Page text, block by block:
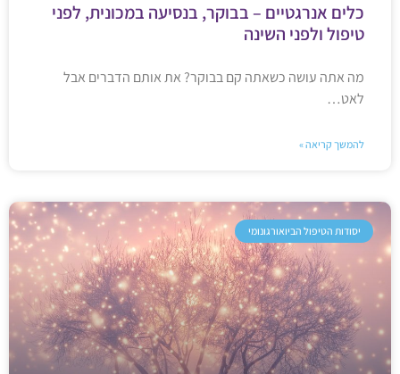
כלים אנרגטיים – בבוקר, בנסיעה במכונית, לפני
טיפול ולפני השינה
מה אתה עושה כשאתה קם בבוקר? את אותם הדברים אבל
לאט…
להמשך קריאה »
יסודות הטיפול הביואורגונומי